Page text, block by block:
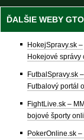
ĎALŠIE WEBY
HokejSpravy.sk –
Hokejové správy
FutbalSpravy.sk –
Futbalový portál
FightLive.sk –
bojové športy
PokerOnline.sk –